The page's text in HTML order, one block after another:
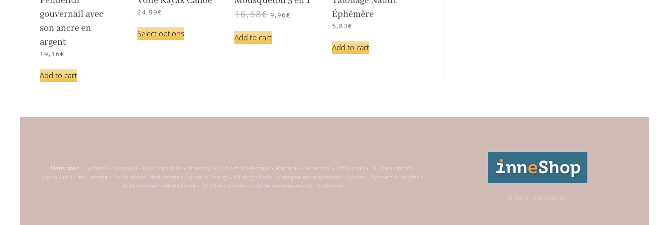
gouvernail avec
son ancre en
argent
19,16€
Add to cart
24,99€
Select options
16,58€ 9,96€
Add to cart
Éphémère
5,83€
Add to cart
Liens amis : Systrem • Shopiwin • Mon parapluie • Inneshop • Sac-a-main-femme • Aabrupt • Generator • OttaGroup • Le Bon Confort •
BoboBird • Otta Energie • La Boutique OttaEnergie • Conseils Energy • Villabaga Paris • canopée development • Bajoom • Systrem-Energies •
Autoconsommation France • 301film • Valodev • Votre-prenom-en-bd • Viadecom
Création site internet